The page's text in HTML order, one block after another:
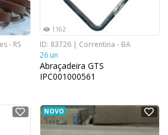
- RS
1162
ID: 83726 | Correntina - BA
26 un
Abraçadeira GTS
IPC001000561
NOVO